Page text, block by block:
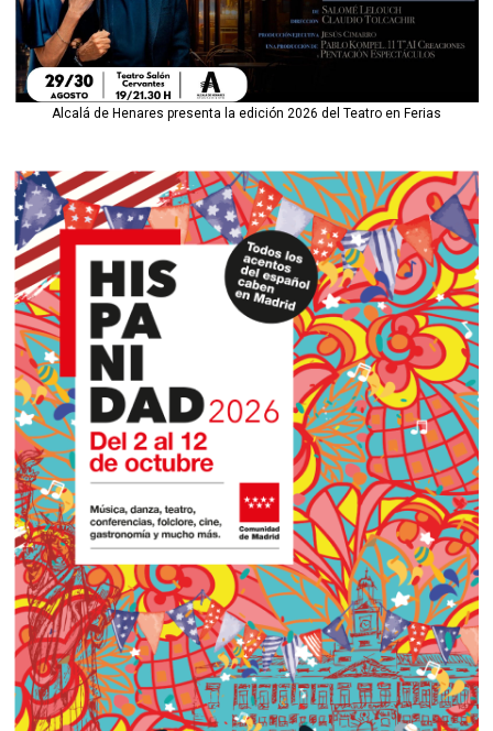
Alcalá de Henares presenta la edición 2026 del Teatro en Ferias